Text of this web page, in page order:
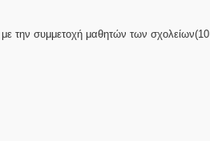
με την συμμετοχή μαθητών των σχολείων(10